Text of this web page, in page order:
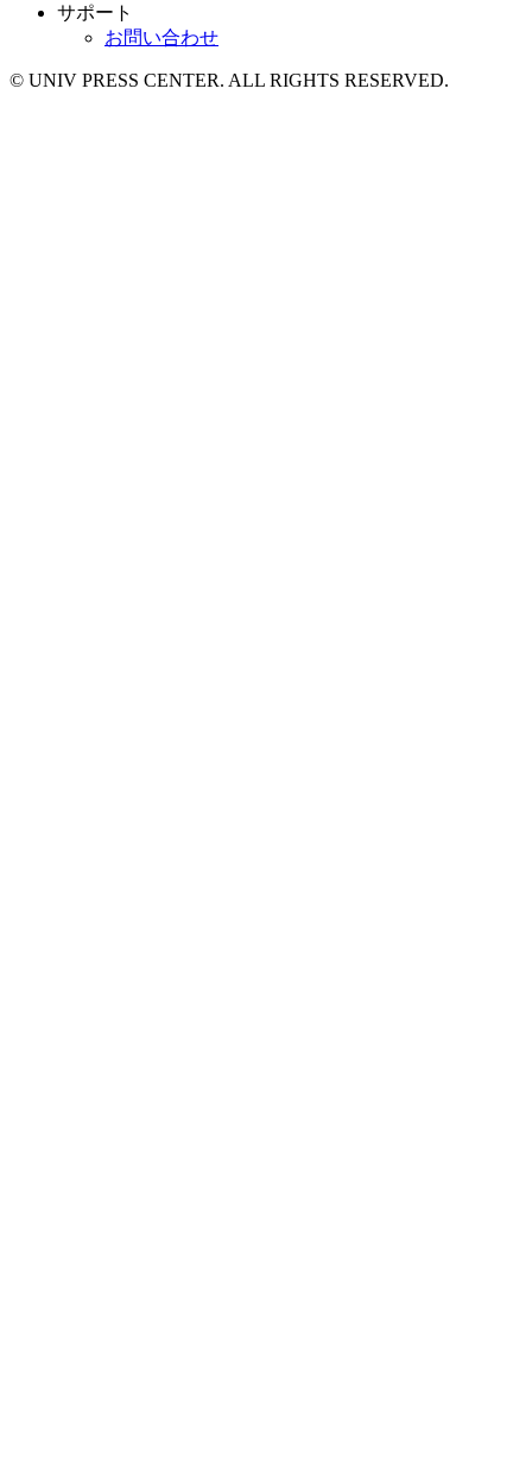
サポート
お問い合わせ
© UNIV PRESS CENTER. ALL RIGHTS RESERVED.